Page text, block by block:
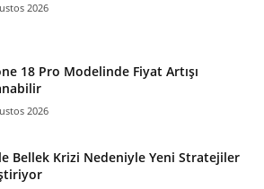
2026
18 Pro Modelinde Fiyat Artışı
2026
Bellek Krizi Nedeniyle Yeni Stratejiler